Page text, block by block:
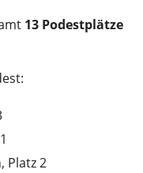
13 Podestplätze
Platz 2